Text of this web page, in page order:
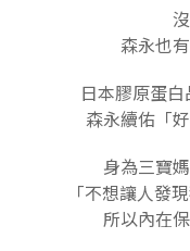
森永也
日本膠原蛋
森永續佑「
身為三寶
「不想讓人發
所以內在